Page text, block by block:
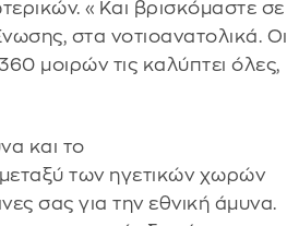
«Και βρισκόμαστε σε
στα νοτιοανατολικά. Οι
μοιρών τις καλύπτει όλες,
και το
των ηγετικών χωρών
σας για την εθνική άμυνα.